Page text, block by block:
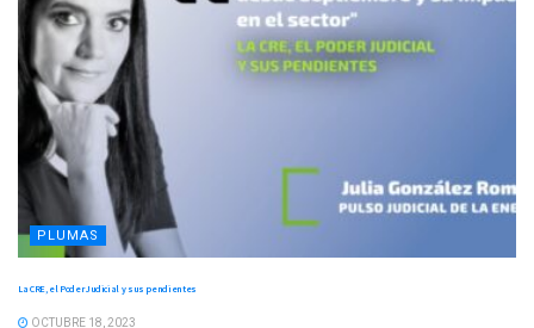
PLUMAS
La CRE, el Poder Judicial y sus pendientes
OCTUBRE 18, 2023